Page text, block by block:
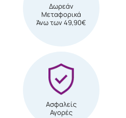
Δωρεάν
Μεταφορικά
Άνω των 49,90€
Ασφαλείς
Αγορές